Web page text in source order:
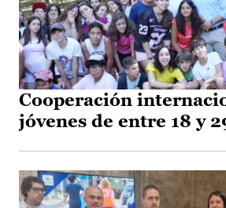
Cooperación
jóvenes de entre 18 y